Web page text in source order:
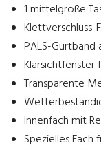
1 mittelgroße
Klettverschluss-
PALS-Gurtband
Klarsichtfenster
Transparente
Innenfach mit
Spezielles Fach